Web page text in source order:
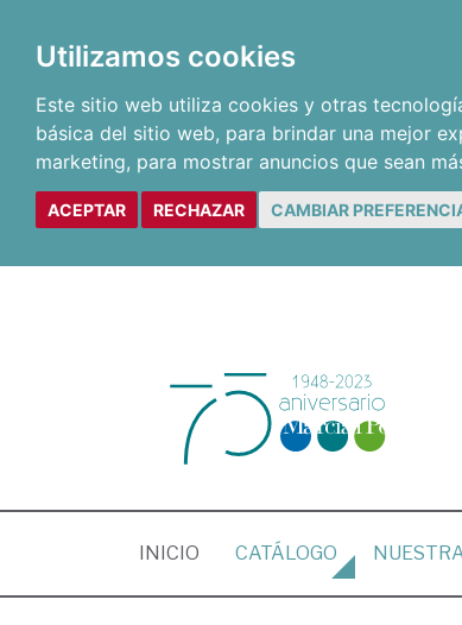
Utilizamos cookies
Este sitio web utiliza cookies y otras
básica del sitio web, para brindar una mejor
marketing, para mostrar anuncios que sean
ACEPTAR RECHAZAR CAMBIAR
INICIO (CURRENT)
CATÁLOGO